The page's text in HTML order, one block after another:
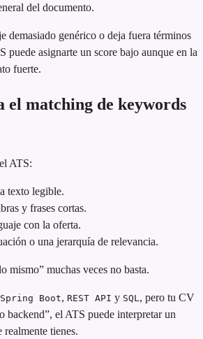
del documento.
demasiado genérico o deja fuera términos
puede asignarte un score bajo aunque en la
fuerte.
el matching de keywords
ATS:
texto legible.
y frases cortas.
con la oferta.
o una jerarquía de relevancia.
mismo” muchas veces no basta.
Spring Boot, REST API y SQL, pero tu CV
backend”, el ATS puede interpretar un
tienes.